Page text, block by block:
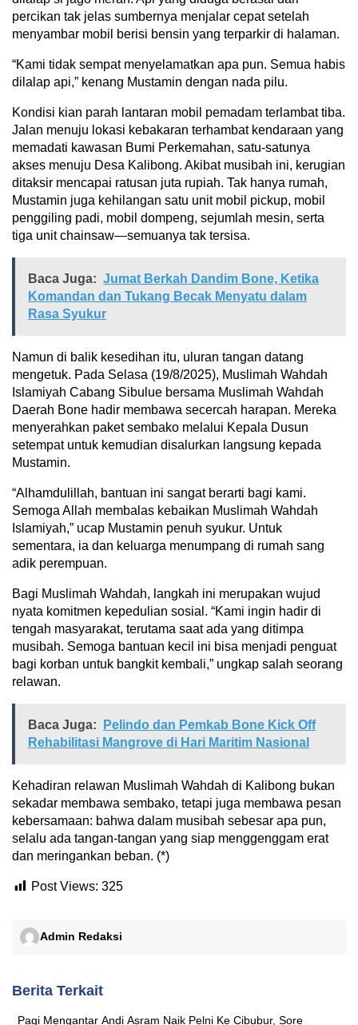
percikan tak jelas sumbernya menjalar cepat setelah
menyambar mobil berisi bensin yang terparkir di halaman.
“Kami tidak sempat menyelamatkan apa pun. Semua habis
dilalap api,” kenang Mustamin dengan nada pilu.
Kondisi kian parah lantaran mobil pemadam terlambat tiba.
Jalan menuju lokasi kebakaran terhambat kendaraan yang
memadati kawasan Bumi Perkemahan, satu-satunya
akses menuju Desa Kalibong. Akibat musibah ini, kerugian
ditaksir mencapai ratusan juta rupiah. Tak hanya rumah,
Mustamin juga kehilangan satu unit mobil pickup, mobil
penggiling padi, mobil dompeng, sejumlah mesin, serta
tiga unit chainsaw—semuanya tak tersisa.
Baca Juga: Jumat Berkah Dandim Bone, Ketika
Komandan dan Tukang Becak Menyatu dalam
Rasa Syukur
Namun di balik kesedihan itu, uluran tangan datang
mengetuk. Pada Selasa (19/8/2025), Muslimah Wahdah
Islamiyah Cabang Sibulue bersama Muslimah Wahdah
Daerah Bone hadir membawa secercah harapan. Mereka
menyerahkan paket sembako melalui Kepala Dusun
setempat untuk kemudian disalurkan langsung kepada
Mustamin.
“Alhamdulillah, bantuan ini sangat berarti bagi kami.
Semoga Allah membalas kebaikan Muslimah Wahdah
Islamiyah,” ucap Mustamin penuh syukur. Untuk
sementara, ia dan keluarga menumpang di rumah sang
adik perempuan.
Bagi Muslimah Wahdah, langkah ini merupakan wujud
nyata komitmen kepedulian sosial. “Kami ingin hadir di
tengah masyarakat, terutama saat ada yang ditimpa
musibah. Semoga bantuan kecil ini bisa menjadi penguat
bagi korban untuk bangkit kembali,” ungkap salah seorang
relawan.
Baca Juga:
Pelindo dan Pemkab Bone Kick Off
Rehabilitasi Mangrove di Hari Maritim Nasional
Kehadiran relawan Muslimah Wahdah di Kalibong bukan
sekadar membawa sembako, tetapi juga membawa pesan
kebersamaan: bahwa dalam musibah sebesar apa pun,
selalu ada tangan-tangan yang siap menggenggam erat
dan meringankan beban. (*)
Post Views: 325
Admin Redaksi
Berita Terkait
Pagi Mengantar Andi Asram Naik Pelni Ke Cibubur, Sore